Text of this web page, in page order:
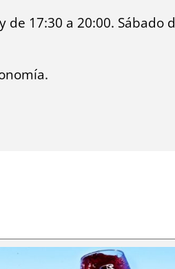
17:30 a 20:00. Sábado